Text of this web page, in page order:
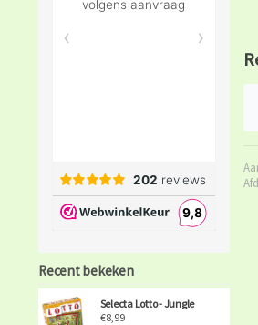
Recent bekeken
Selecta Lotto - Jungle
€8,99